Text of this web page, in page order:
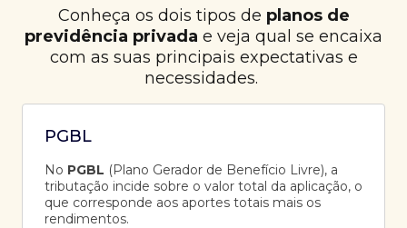
Conheça os dois tipos de planos de
previdência privada e veja qual se encaixa
com as suas principais expectativas e
necessidades.
PGBL
No PGBL (Plano Gerador de Benefício Livre), a
tributação incide sobre o valor total da aplicação, o
que corresponde aos aportes totais mais os
rendimentos.